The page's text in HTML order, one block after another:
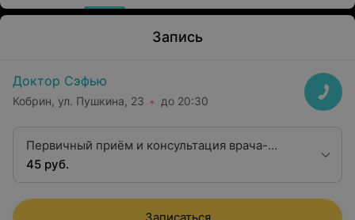
Запись
Доктор Сэфью
Кобрин, ул. Пушкина, 23 до 20:30
Первичный приём и консультация врача-
педиатра
45 руб.